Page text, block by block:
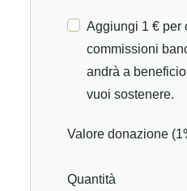
Aggiungi 1 € per
commissioni
andrà a
vuoi sostenere.
Valore donazione
Quantità